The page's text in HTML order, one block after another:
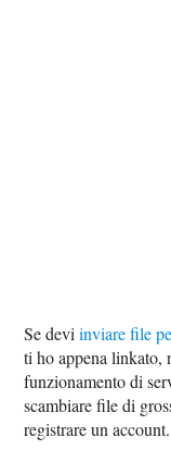
Se deviinviare file
ti ho appena
funzionamento di
scambiare file di
registrare un account.